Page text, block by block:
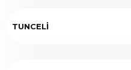
TUNCELİ